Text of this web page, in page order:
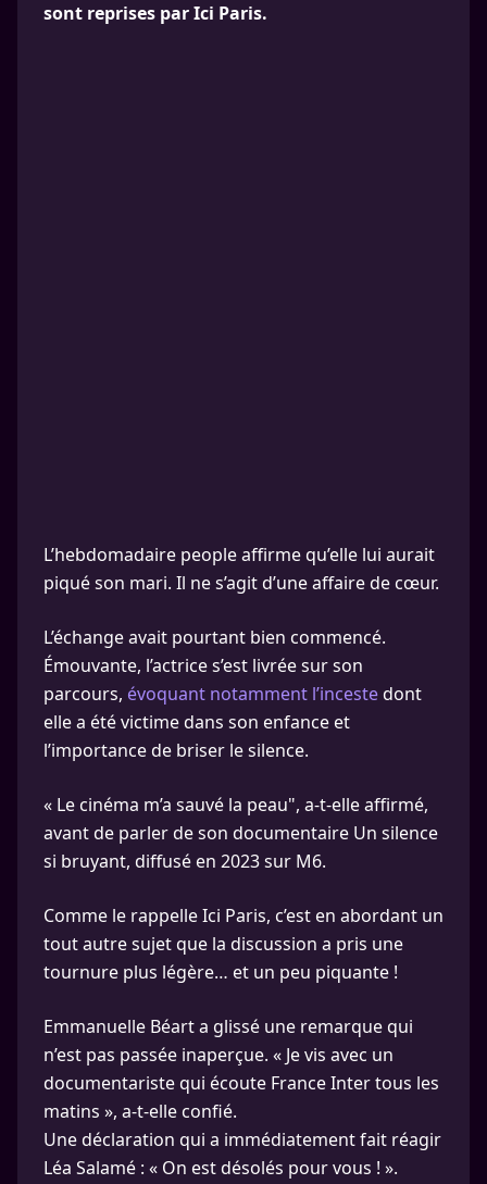
sont reprises par Ici Paris.
L’hebdomadaire people affirme qu’elle lui aurait
piqué son mari. Il ne s’agit d’une affaire de cœur.
L’échange avait pourtant bien commencé.
Émouvante, l’actrice s’est livrée sur son
parcours, évoquant notamment l’incestedont
elle a été victime dans son enfance et
l’importance de briser le silence.
« Le cinéma m’a sauvé la peau", a-t-elle affirmé,
avant de parler de son documentaire Un silence
si bruyant, diffusé en 2023 sur M6.
Comme le rappelle Ici Paris, c’est en abordant un
tout autre sujet que la discussion a pris une
tournure plus légère… et un peu piquante !
Emmanuelle Béart a glissé une remarque qui
n’est pas passée inaperçue. « Je vis avec un
documentariste qui écoute France Inter tous les
matins », a-t-elle confié.
Une déclaration qui a immédiatement fait réagir
Léa Salamé : « On est désolés pour vous ! ».